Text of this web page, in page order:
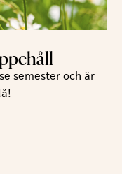
semester och är